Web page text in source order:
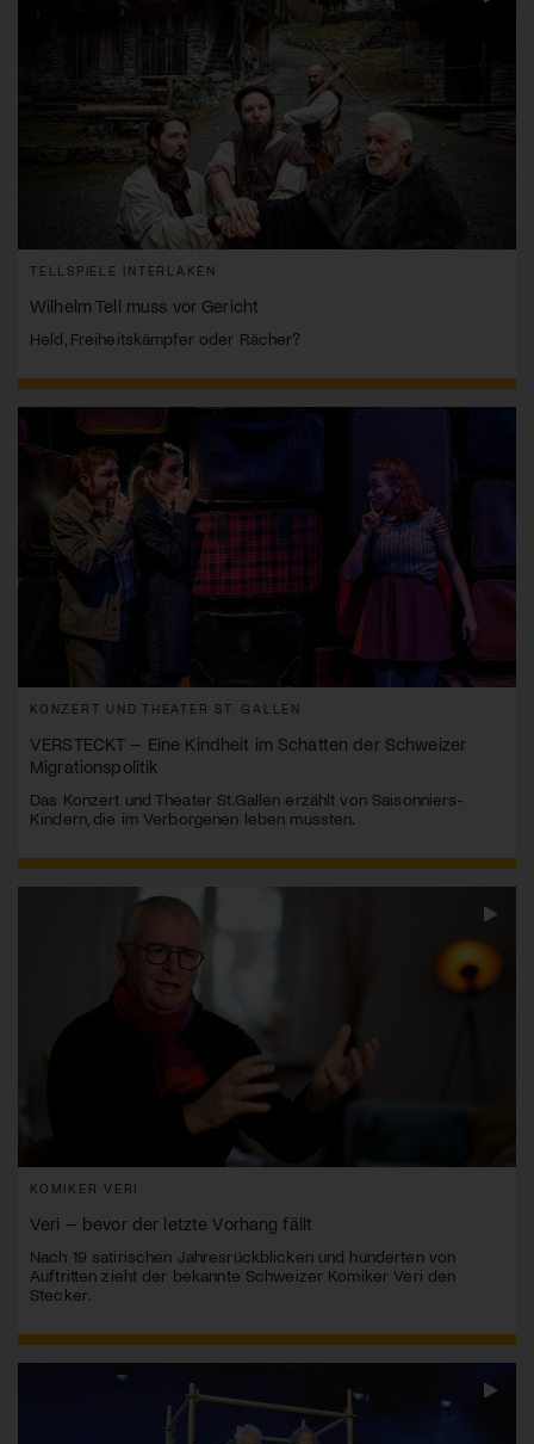
TELLSPIELE INTERLAKEN
Wilhelm Tell muss vor Gericht
Held, Freiheitskämpfer oder Rächer?
KONZERT UND THEATER ST. GALLEN
VERSTECKT – Eine Kindheit im Schatten der Schweizer
Migrationspolitik
Das Konzert und Theater St.Gallen erzählt von Saisonniers-
Kindern, die im Verborgenen leben mussten.
KOMIKER VERI
Veri – bevor der letzte Vorhang fällt
Nach 19 satirischen Jahresrückblicken und hunderten von
Auftritten zieht der bekannte Schweizer Komiker Veri den
Stecker.